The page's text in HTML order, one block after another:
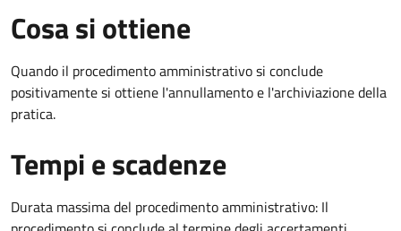
Cosa si ottiene
Quando il procedimento amministrativo si conclude
positivamente si ottiene l'annullamento e l'archiviazione della
pratica.
Tempi e scadenze
Durata massima del procedimento amministrativo: Il